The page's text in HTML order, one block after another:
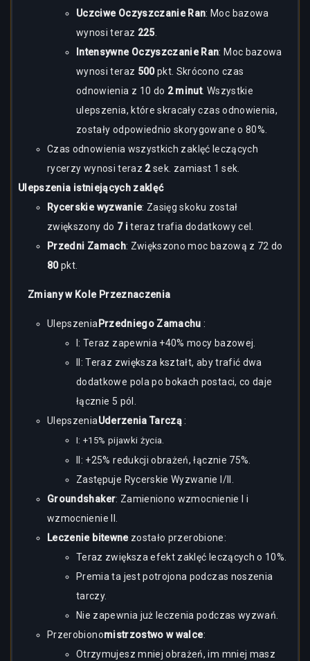
Uczciwe Oczyszczanie Ran: Moc bazowa
wynosi teraz 225.
Intensywne Oczyszczanie Ran: Moc bazowa
wynosi teraz 500pkt. Skrócono czas
odnowienia z 10 do 2 minut. Wszystkie
ulepszenia, które skracały czas odnowienia,
zostały odpowiednio skorygowane o 80%.
Czas odnowienia wszystkich zaklęć leczących
rycerzy wynosi teraz 2sek. zamiast 1 sek.
Ulepszenia istniejących zaklęć
Rycerskie wyzwanie: Zasięg skoku został
zwiększony do 7 iteraz trafia dodatkowy cel.
Przedni Zamach: Zwiększono moc bazową z 72 do
80pkt.
Zmiany w Kole Przeznaczenia
Ulepszenia Przedniego Zamachu :
I: Teraz zapewnia +40% mocy bazowej.
II: Teraz zwiększa kształt, aby trafić dwa
dodatkowe pola po bokach postaci, co daje
łącznie 5 pól.
UlepszeniaUderzenia Tarczą :
I: +15% pijawki życia.
II: +25% redukcji obrażeń, łącznie 75%.
Zastępuje Rycerskie Wyzwanie I/II.
Groundshaker: Zamieniono wzmocnienie I i
wzmocnienie II.
Leczenie bitewnezostało przerobione:
Teraz zwiększa efekt zaklęć leczących o 10%.
Premia ta jest potrojona podczas noszenia
tarczy.
Nie zapewnia już leczenia podczas wyzwań.
Przerobionomistrzostwo w walce:
Otrzymujesz mniej obrażeń, im mniej masz